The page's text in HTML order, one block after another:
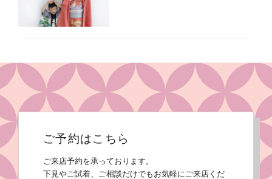
ご予約はこちら
ご来店予約を承っております。
下見やご試着、ご相談だけでもお気軽にご来店くだ